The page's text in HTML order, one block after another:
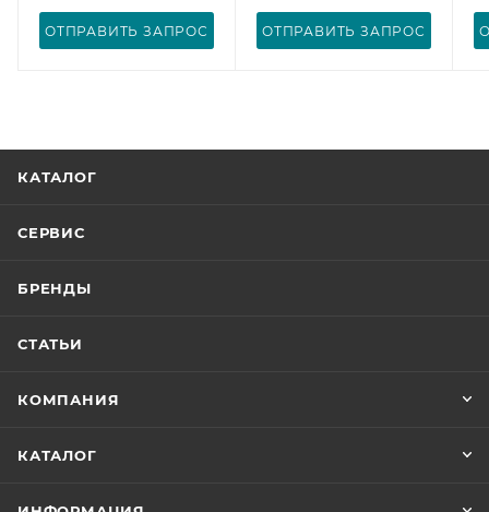
ОТПРАВИТЬ ЗАПРОС ОТПРАВИТЬ ЗАПРОС
КАТАЛОГ
СЕРВИС
БРЕНДЫ
СТАТЬИ
КОМПАНИЯ
КАТАЛОГ